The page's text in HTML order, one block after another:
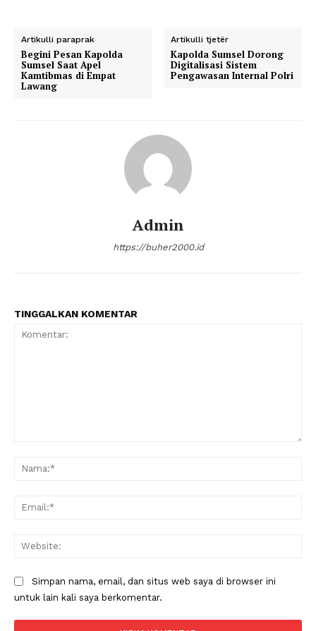
Artikulli paraprak
Begini Pesan Kapolda
Sumsel Saat Apel
Kamtibmas di Empat
Lawang
Artikulli tjetër
Kapolda Sumsel Dorong
Digitalisasi Sistem
Pengawasan Internal Polri
Admin
https://buher2000.id
TINGGALKAN KOMENTAR
Simpan nama, email, dan situs web saya di browser ini
untuk lain kali saya berkomentar.